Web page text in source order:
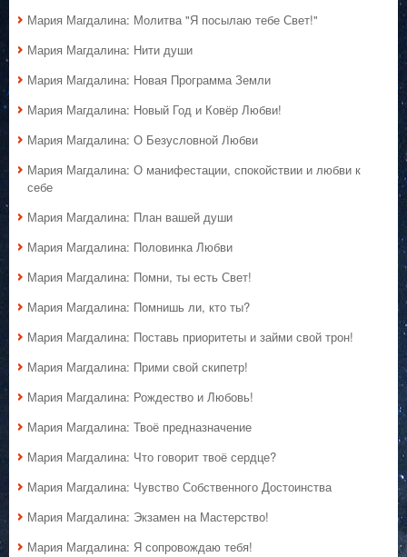
Мария Магдалина: Молитва "Я посылаю тебе Свет!"
Мария Магдалина: Нити души
Мария Магдалина: Новая Программа Земли
Мария Магдалина: Новый Год и Ковёр Любви!
Мария Магдалина: О Безусловной Любви
Мария Магдалина: О манифестации, спокойствии и любви к
себе
Мария Магдалина: План вашей души
Мария Магдалина: Половинка Любви
Мария Магдалина: Помни, ты есть Свет!
Мария Магдалина: Помнишь ли, кто ты?
Мария Магдалина: Поставь приоритеты и займи свой трон!
Мария Магдалина: Прими свой скипетр!
Мария Магдалина: Рождество и Любовь!
Мария Магдалина: Твоё предназначение
Мария Магдалина: Что говорит твоё сердце?
Мария Магдалина: Чувство Собственного Достоинства
Мария Магдалина: Экзамен на Мастерство!
Мария Магдалина: Я сопровождаю тебя!